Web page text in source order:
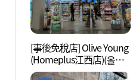
[事後免稅店] Olive Young
(Homeplus江西店)(올리
브영 홈플러스강서점)